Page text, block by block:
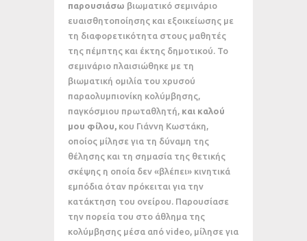
παρουσιάσω βιωματικό σεμινάριο
ευαισθητοποίησης και εξοικείωσης με
τη διαφορετικότητα στους μαθητές
της πέμπτης και έκτης δημοτικού. Το
σεμινάριο πλαισιώθηκε με τη
βιωματική ομιλία του χρυσού
παραολυμπιονίκη κολύμβησης,
παγκόσμιου πρωταθλητή, και καλού
μου φίλου, κου Γιάννη Κωστάκη,
οποίος μίλησε για τη δύναμη της
θέλησης και τη σημασία της θετικής
σκέψης η οποία δεν «βλέπει» κινητικά
εμπόδια όταν πρόκειται για την
κατάκτηση του ονείρου. Παρουσίασε
την πορεία του στο άθλημα της
κολύμβησης μέσα από video, μίλησε για